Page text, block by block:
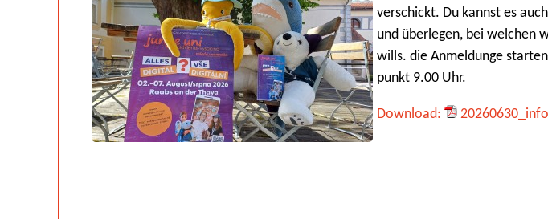
verschickt. Du kannst es
und überlegen, bei welchen
wills. die Anmeldunge
punkt 9.00 Uhr.
Download: